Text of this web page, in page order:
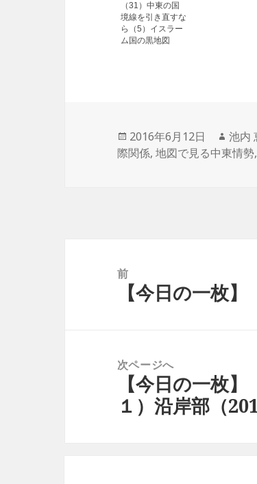
（31）中東の国
境線を引き直すな
ら（5）イスラー
ム国の黒地図
投
稿
2016年6月12日
作
成
池内
際関係, 地図で見る中東情勢,
前
【今日の一枚
次ページへ
の
【今日の一枚
１）沿岸部（